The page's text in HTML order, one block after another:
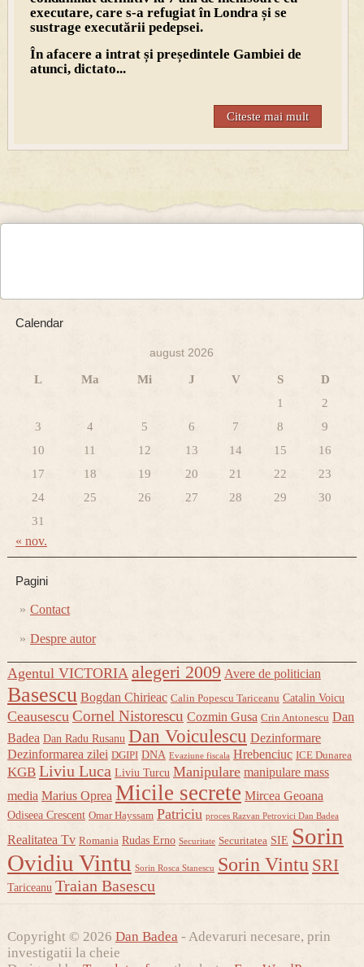
executare, care s-a refugiat în Londra și se
sustrage executării pedepsei.
În afacere a intrat și președintele Gambiei de
atunci, dictato...
Citeste mai mult
Calendar
august 2026
L Ma Mi J V S
D
1
2
3
4 5 6 7 8
9
10
11 12 13 14 15
16
17
18 19 20 21 22
23
24
25 26 27 28 29
30
31
« nov.
Pagini
Contact
Despre autor
Agentul VICTORIA alegeri 2009 Avere de politician
Basescu Bogdan Chirieac Calin Popescu Tariceanu Catalin Voicu
Ceausescu Cornel Nistorescu Cozmin Gusa Crin Antonescu Dan
Badea Dan Radu Rusanu Dan Voiculescu Dezinformare
Dezinformarea zilei DGIPI DNA Evaziune fiscala Hrebenciuc ICE Dunarea
KGB Liviu Luca Liviu Turcu Manipulare manipulare mass
media Marius Oprea Micile secrete Mircea Geoana
Odiseea Crescent Omar Hayssam Patriciu proces Razvan Petrovici Dan Badea
Realitatea Tv Romania Rudas Erno Securitate Securitatea SIE Sorin
Ovidiu Vintu Sorin Rosca Stanescu Sorin Vintu SRI
Tariceanu Traian Basescu
Copyright © 2026 Dan Badea - Adevaruri necesare, prin
investigatii la cheie